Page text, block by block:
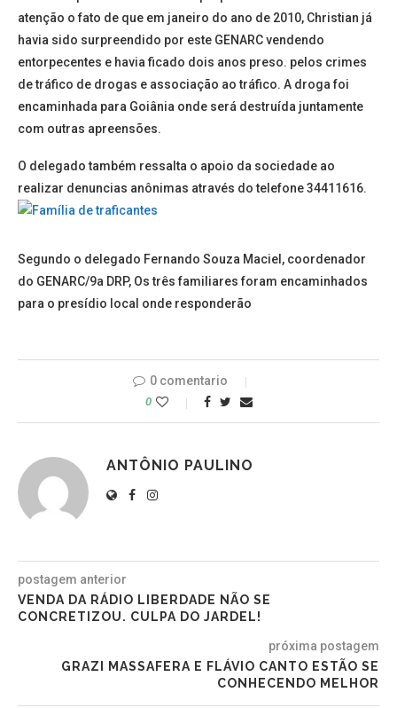
atenção o fato de que em janeiro do ano de 2010, Christian já
havia sido surpreendido por este GENARC vendendo
entorpecentes e havia ficado dois anos preso. pelos crimes
de tráfico de drogas e associação ao tráfico. A droga foi
encaminhada para Goiânia onde será destruída juntamente
com outras apreensões.
O delegado também ressalta o apoio da sociedade ao
realizar denuncias anônimas através do telefone 3441­1616.
Segundo o delegado Fernando Souza Maciel, coordenador
do GENARC/9a DRP, Os três familiares foram encaminhados
para o presídio local onde responderão
0 comentario
0
ANTÔNIO PAULINO
postagem anterior
VENDA DA RÁDIO LIBERDADE NÃO SE
CONCRETIZOU. CULPA DO JARDEL!
próxima postagem
GRAZI MASSAFERA E FLÁVIO CANTO ESTÃO SE
CONHECENDO MELHOR